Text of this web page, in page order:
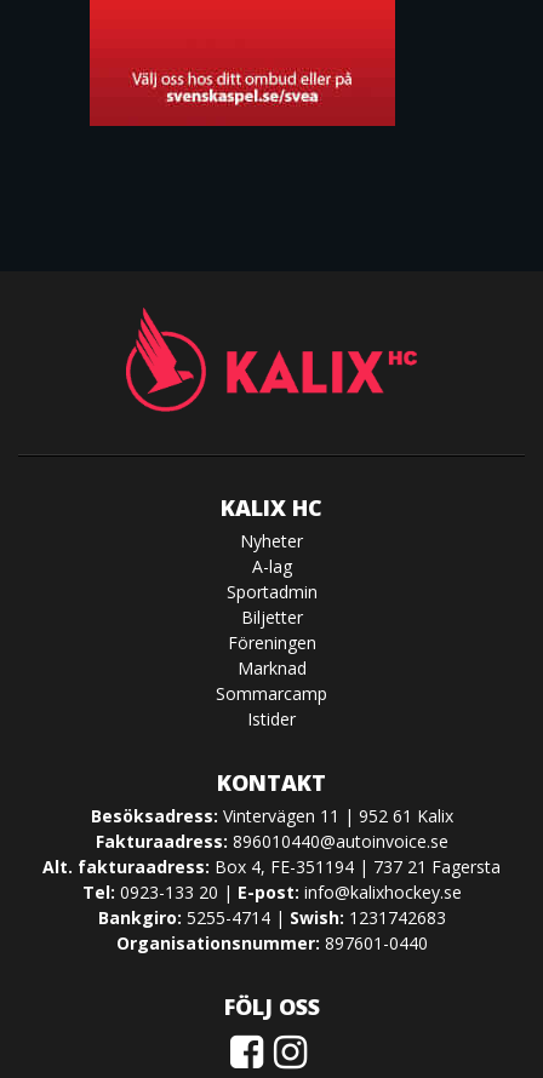
KALIX HC
Nyheter
A-lag
Sportadmin
Biljetter
Föreningen
Marknad
Sommarcamp
Istider
KONTAKT
Besöksadress: Vintervägen 11 | 952 61 Kalix
Fakturaadress: 896010440@autoinvoice.se
Alt. fakturaadress: Box 4, FE-351194 | 737 21 Fagersta
Tel: 0923-133 20 | E-post: info@kalixhockey.se
Bankgiro: 5255-4714 | Swish: 1231742683
Organisationsnummer: 897601-0440
FÖLJ OSS